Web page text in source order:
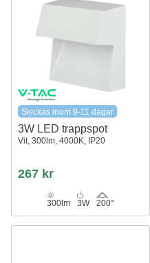
Skickas inom 9-11 dagar
3W LED trappspot
Vit, 300lm, 4000K, IP20
267 kr
300lm 3W 200°